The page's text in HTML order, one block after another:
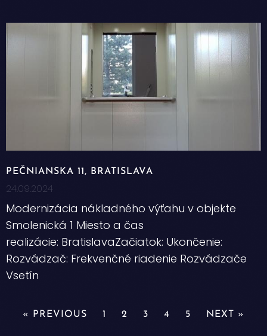
PEČNIANSKA 11, BRATISLAVA
24.09.2024
Modernizácia nákladného výťahu v objekte
Smolenická 1 Miesto a čas
realizácie: BratislavaZačiatok: Ukončenie:
Rozvádzač: Frekvenčné riadenie Rozvádzače
Vsetín
« PREVIOUS 1 2 3 4 5 NEXT »